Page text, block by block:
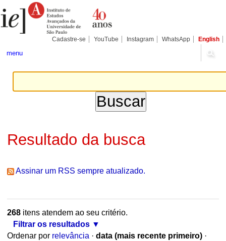
para
conteúdo.
Pessoais
Cadastre-se YouTube Instagram WhatsApp English
menu
Resultado da busca
Assinar um RSS sempre atualizado.
268itens atendem ao seu critério.
Filtrar os resultados
Ordenar por relevância · data (mais recente primeiro) ·